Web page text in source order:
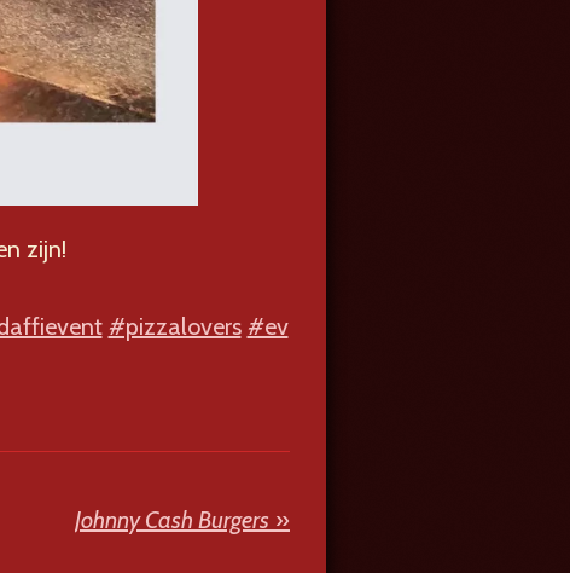
zijn!
#pizzalovers #ev
Johnny Cash Burgers »